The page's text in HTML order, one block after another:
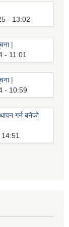
- 13:02
|
- 11:01
|
- 10:59
गर्न बनेको